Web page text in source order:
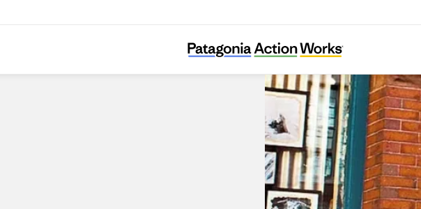
Patagonia Boston